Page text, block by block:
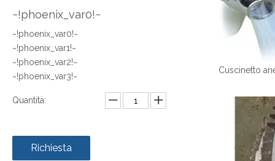
~!phoenix_var0!~
~!phoenix_var0!~
~!phoenix_var1!~
~!phoenix_var2!~
~!phoenix_var3!~
Quantità:
Richiesta